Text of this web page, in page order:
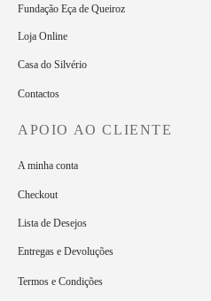
Fundação Eça de Queiroz
Loja Online
Casa do Silvério
Contactos
APOIO AO CLIENTE
A minha conta
Checkout
Lista de Desejos
Entregas e Devoluções
Termos e Condições